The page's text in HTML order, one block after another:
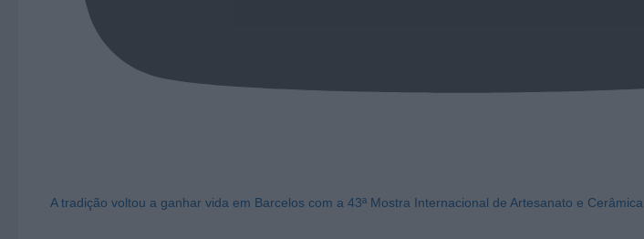
A tradição voltou a ganhar vida em Barcelos com a 43ª Mostra Internacional de Artesanato e Cerâmica